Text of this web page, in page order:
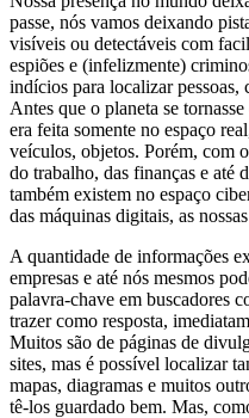
passe, nós vamos deixando
visíveis ou detectáveis com
espiões e (infelizmente)
indícios para localizar pessoas,
Antes que o planeta se
era feita somente no espaço
veículos, objetos. Porém, com
do trabalho, das finanças e até
também existem no espaço
das máquinas digitais, as
A quantidade de informações
empresas e até nós mesmos
palavra-chave em buscadores
trazer como resposta,
Muitos são de páginas de
sites, mas é possível localizar
mapas, diagramas e muitos
tê-los guardado bem. Mas,